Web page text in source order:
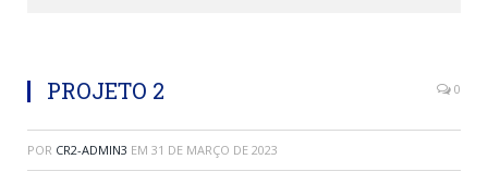
PROJETO 2 0
POR CR2-ADMIN3 EM 31 DE MARÇO DE 2023